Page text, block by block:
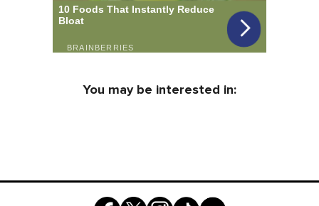
You may be interested in: